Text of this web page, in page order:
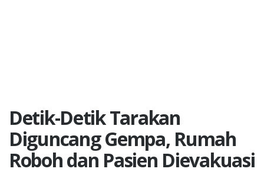
Detik-Detik Tarakan
Diguncang Gempa, Rumah
Roboh dan Pasien Dievakuasi